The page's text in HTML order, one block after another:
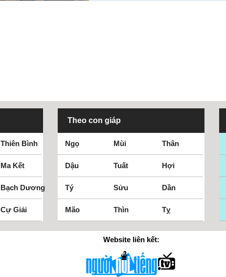
Thiên Bình
Ma Kết
Bạch Dương
Cự Giải
Theo con giáp
Ngọ Mùi Thân
Dậu Tuất Hợi
Tý Sửu Dần
Mão Thìn Tỵ
Website liên kết: